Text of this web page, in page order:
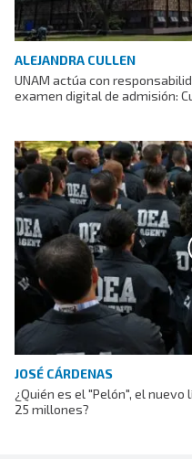
ALEJANDRA CULLEN
UNAM actúa con
examen digital de admisión:
JOSÉ CÁRDENAS
¿Quién es el "Pelón", el nuevo
25 millones?